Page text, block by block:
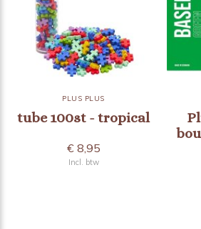
PLUS PLUS
tube 100st - tropical
€ 8,95
Incl. btw